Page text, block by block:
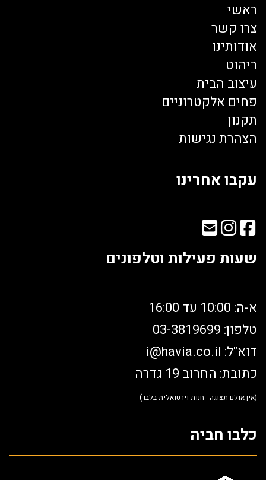
ראשי
צרו קשר
אודותינו
ריהוט
עיצוב הבית
פחים אלקטרוניים
תקנון
הצהרת נגישות
עקבו אחרינו
שעות פעילות וטלפונים
א-ה: 10:00 עד 16:00
טלפון: 03-3819699
דוא"ל: i@havia.co.il
כתובת: החרוב 19 גדרה
(אין אולם תצוגה - חנות וירטואלית בלבד)
כלבו חביה